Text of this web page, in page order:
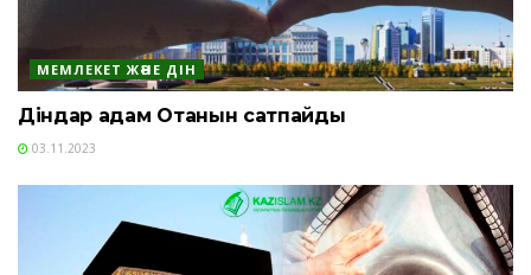
МЕМЛЕКЕТ ЖӘНЕ ДІН
Діндар адам Отанын сатпайды
03.11.2023